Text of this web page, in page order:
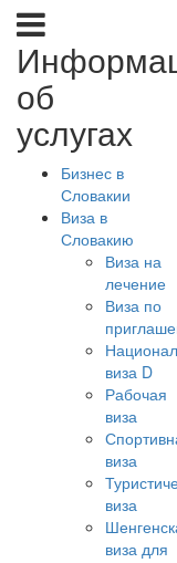
об
услугах
Бизнес в
Словакии
Виза в
Словакию
Виза на
лечение
Виза по
виза D
Рабочая
виза
виза
виза
виза для